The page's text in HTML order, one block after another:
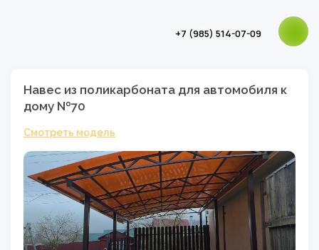
+7 (985) 514-07-09
Навес из поликарбоната для автомобиля к
дому №70
Смотреть модель